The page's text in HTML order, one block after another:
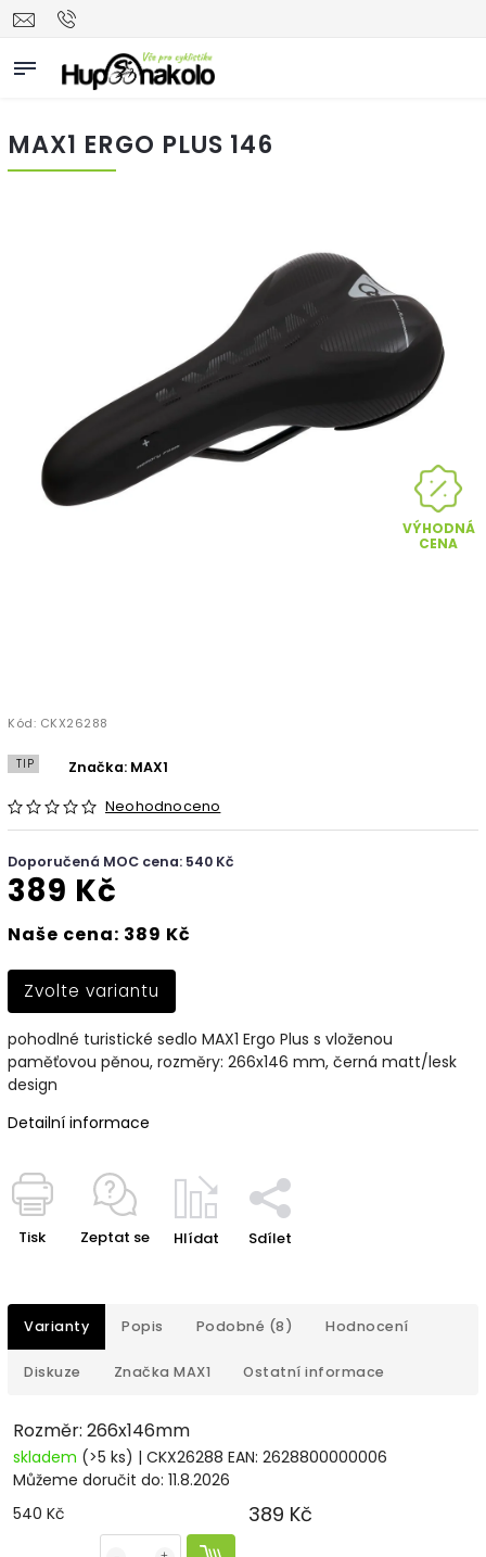
MAX1 ERGO PLUS 146
VÝHODNÁ
CENA
Kód: CKX26288
TIP
Neohodnoceno
Značka: MAX1
Doporučená MOC cena: 540 Kč
389 Kč
Naše cena: 389 Kč
Zvolte variantu
pohodlné turistické sedlo MAX1 Ergo Plus s vloženou
paměťovou pěnou, rozměry: 266x146 mm, černá matt/lesk
design
Detailní informace
Tisk Zeptat se Hlídat Sdílet
Varianty Popis Podobné (8) Hodnocení
Diskuze Značka MAX1 Ostatní informace
Rozměr: 266x146mm
skladem (>5 ks) | CKX26288 EAN: 2628800000006
Můžeme doručit do: 11.8.2026
540 Kč
389 Kč